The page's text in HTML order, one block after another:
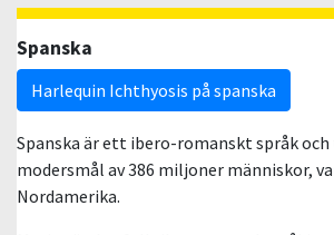
Spanska
Harlequin Ichthyosis på spanska
Spanska är ett ibero-romanskt språk och
modersmål av 386 miljoner människor,
Nordamerika.